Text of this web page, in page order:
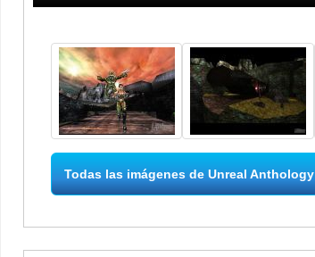
Todas las imágenes de Unreal Anthology